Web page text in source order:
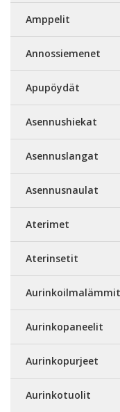
Amppelit
Annossiemenet
Apupöydät
Asennushiekat
Asennuslangat
Asennusnaulat
Aterimet
Aterinsetit
Aurinkopaneelit
Aurinkopurjeet
Aurinkotuolit